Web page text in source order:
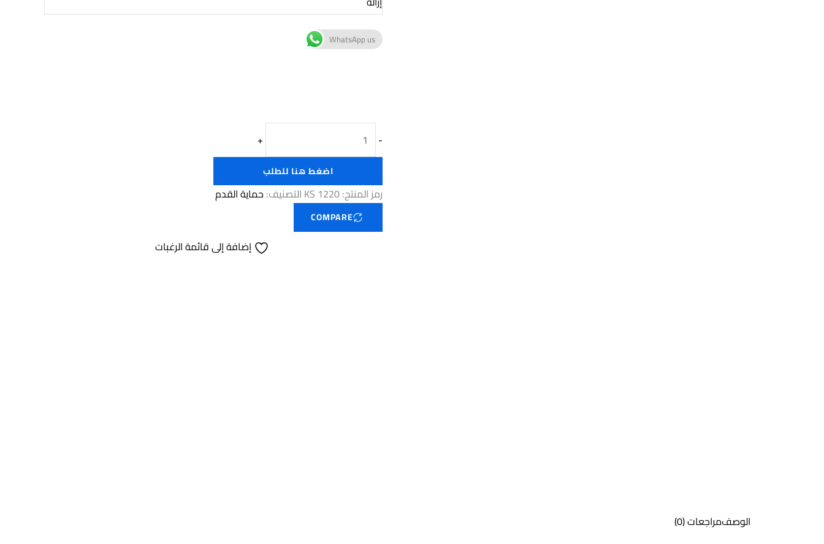
WhatsApp us
-
+
اضغط هنا للطلب
رمز المنتج:KS 1220 التصنيف: حماية القدم
COMPARE
إضافة إلى قائمة الرغبات
الوصفمراجعات (0)